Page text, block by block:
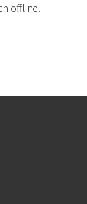
offline.